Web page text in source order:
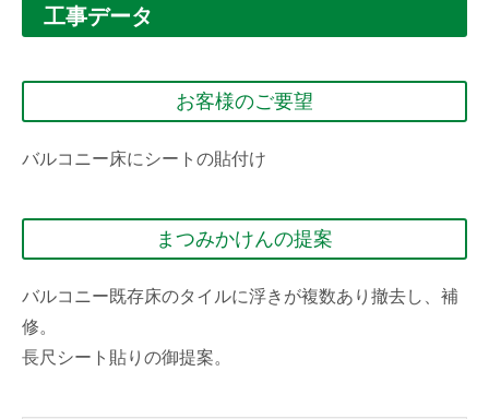
工事データ
お客様のご要望
バルコニー床にシートの貼付け
まつみかけんの提案
バルコニー既存床のタイルに浮きが複数あり撤去し、補
修。
長尺シート貼りの御提案。